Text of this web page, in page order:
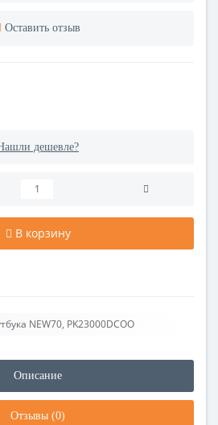
Оставить отзыв
дешевле?
В корзину
NEW70, PK23000DCOO
Описание
Отзывы (0)